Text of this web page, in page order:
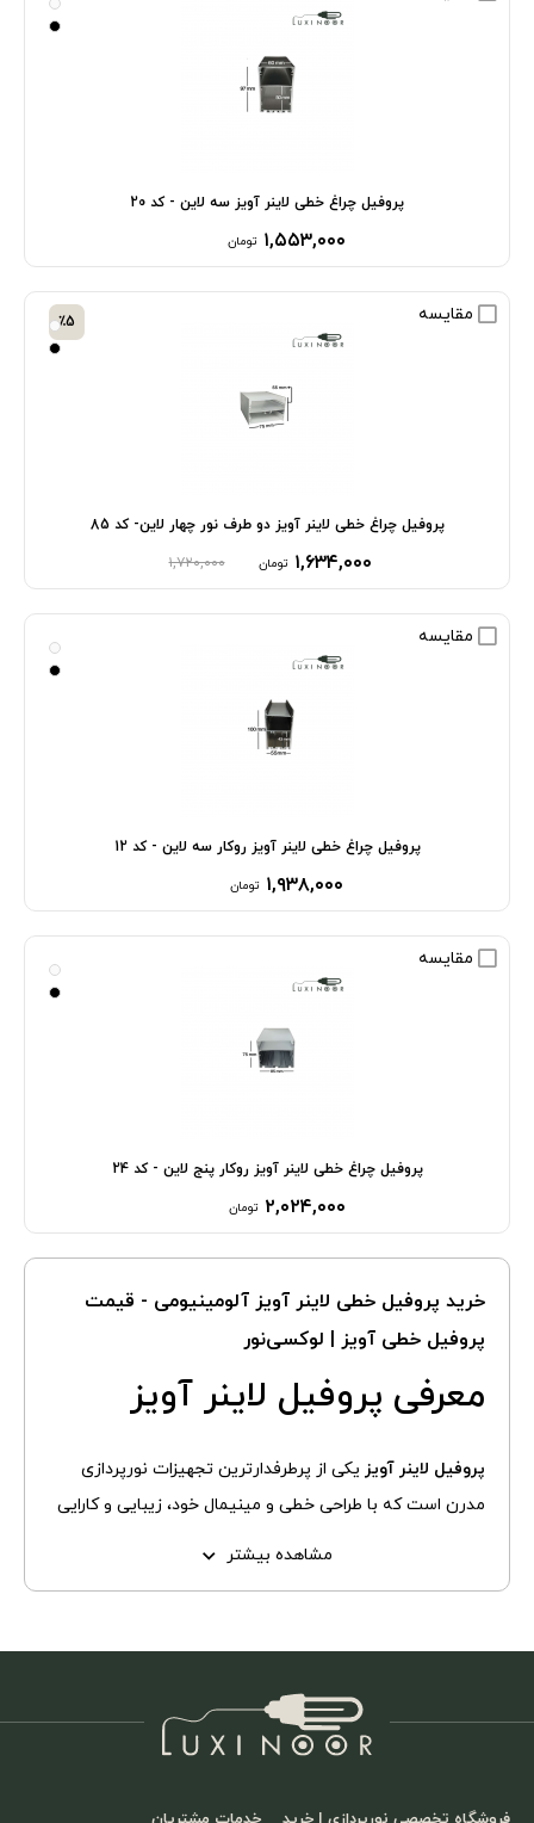
پروفیل چراغ خطی لاینر آویز سه لاین - کد 20
۱,۵۵۳,۰۰۰ تومان
مقایسه
پروفیل چراغ خطی لاینر آویز دو طرف نور چهار لاین- کد 85
۱,۶۳۴,۰۰۰ تومان ۱,۷۲۰,۰۰۰
٪5
مقایسه
پروفیل چراغ خطی لاینر آویز روکار سه لاین - کد 12
۱,۹۳۸,۰۰۰ تومان
مقایسه
پروفیل چراغ خطی لاینر آویز روکار پنج لاین - کد 24
۲,۰۲۴,۰۰۰ تومان
خرید پروفیل خطی لاینر آویز آلومینیومی - قیمت
پروفیل خطی آویز | لوکسی‌نور
معرفی پروفیل لاینر آویز
پروفیل لاینر آویز یکی از پرطرفدارترین تجهیزات نورپردازی
مدرن است که با طراحی خطی و مینیمال خود، زیبایی و کارایی
لاینر آویز علاوه بر ارتقای جلوه بصری، به بهینه‌سازی مصرف
اگر به دنبال خرید این محصول هستید، خبر خوب این‌که
مشاهده بیشتر